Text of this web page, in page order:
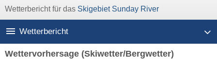
Wetterbericht für das Skigebiet Sunday River
Wetterbericht
Wettervorhersage (Skiwetter/Bergwetter)